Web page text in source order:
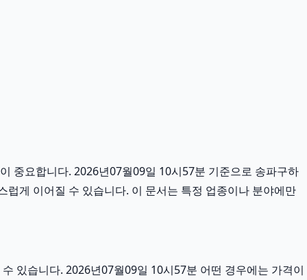
중요합니다. 2026년07월09일 10시57분 기준으로 송파구하
게 이어질 수 있습니다. 이 문서는 특정 업종이나 분야에만
있습니다. 2026년07월09일 10시57분 어떤 경우에는 가격이